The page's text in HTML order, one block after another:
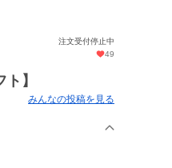
注文受付停止中
49
】
みんなの投稿を見る